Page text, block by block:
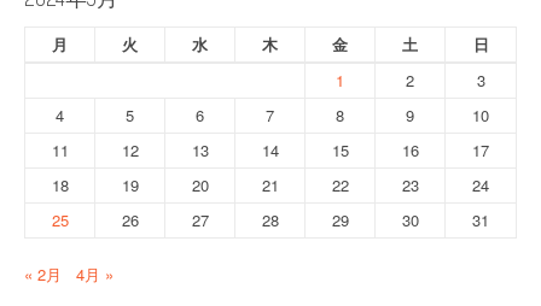
ン月 火 水 木 金 土
日
1
2
3
4
5 6 7 8 9
10
11
12 13 14 15 16
17
18
19 20 21 22 23
24
25
26 27 28 29 30 31
« 2月 4月 »